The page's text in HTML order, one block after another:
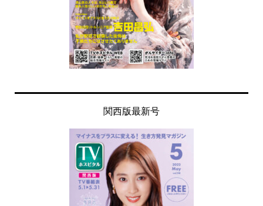
関西版最新号